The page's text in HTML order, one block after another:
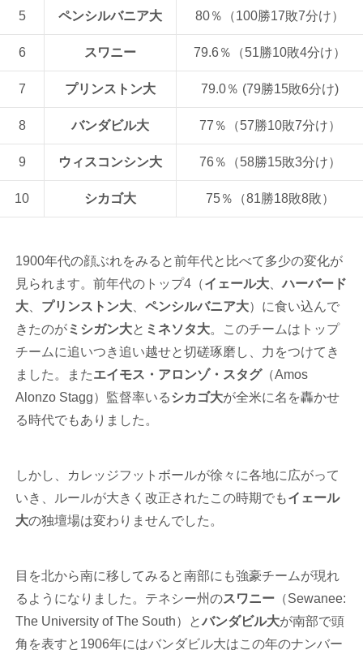
5 ペンシルバニア大 80％（100勝17敗7分け）
6 スワニー 79.6％（51勝10敗4分け）
7 プリンストン大 79.0％ (79勝15敗6分け)
8 バンダビル大 77％（57勝10敗7分け）
9 ウィスコンシン大 76％（58勝15敗3分け）
10 シカゴ大 75％（81勝18敗8敗）
1900年代の顔ぶれをみると前年代と比べて多少の変化が
見られます。前年代のトップ4（イェール大 、ハーバード
大
プリンストン大 ペンシルバニア大）に食い込んで
きたのがミシガン大と ミネソタ大。このチームはトップ
チームに追いつき追い越せと切磋琢磨し、力をつけてき
ました。またエイモス・アロンゾ・スタグ（Amos
Alonzo Stagg）監督率いる シカゴ大が全米に名を轟かせ
る時代でもありました。
しかし、カレッジフットボールが徐々に各地に広がって
いき、ルールが大きく改正されたこの時期でもイェール
大の独壇場は変わりませんでした。
目を北から南に移してみると南部にも強豪チームが現れ
るようになりました。テネシー州のスワニー （Sewanee:
The University of The South）とバンダビル大が南部で頭
角を表すと1906年にはバンダビル大はこの年のナンバー